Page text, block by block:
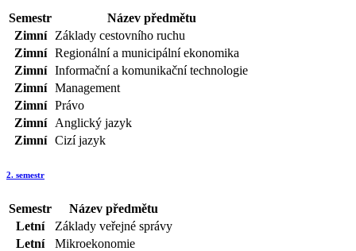
Semestr
Název předmětu
Zimní
Základy cestovního ruchu
Zimní
Regionální a municipální ekonomika
Zimní
Informační a komunikační technologie
Zimní
Management
Zimní
Právo
Zimní
Anglický jazyk
Zimní
Cizí jazyk
2. semestr
Semestr
Název předmětu
Letní
Základy veřejné správy
Letní
Mikroekonomie